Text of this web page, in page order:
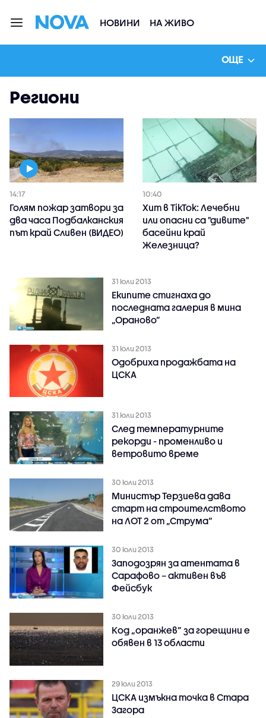
НОВИНИ НА ЖИВО
ОЩЕ
Региони
14:17
Голям пожар затвори за
два часа Подбалканския
път край Сливен (ВИДЕО)
10:40
Хит в TikTok: Лечебни
или опасни са "дивите"
басейни край
Железница?
31 юли 2013
Екипите стигнаха до
последната галерия в мина
„Ораново”
31 юли 2013
Одобриха продажбата на
ЦСКА
31 юли 2013
След температурните
рекорди - променливо и
ветровито време
30 юли 2013
Министър Терзиева дава
старт на строителството
на ЛОТ 2 от „Струма“
30 юли 2013
Заподозрян за атентата в
Сарафово – активен във
Фейсбук
30 юли 2013
Код „оранжев” за горещини е
обявен в 13 области
29 юли 2013
ЦСКА измъкна точка в Стара
Загора